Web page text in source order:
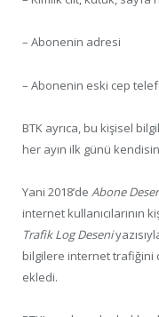
– Abonenin adresi
– Abonenin eski cep
BTK ayrıca, bu kişisel
her ayın ilk günü
Yani 2018’de Abone Desen
internet kullanıcılarının
Trafik Log Deseni
bilgilere internet trafiğini
ekledi.